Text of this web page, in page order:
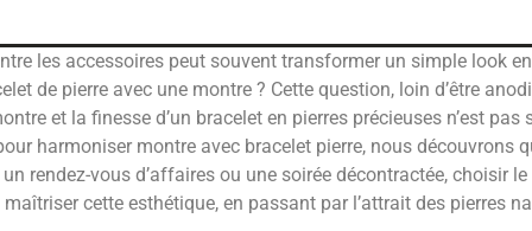
les accessoires peut souvent transformer un simple look
de pierre avec une montre ? Cette question, loin d’être
et la finesse d’un bracelet en pierres précieuses n’est
harmoniser montre avec bracelet pierre, nous découvrons
rendez-vous d’affaires ou une soirée décontractée, choisir
cette esthétique, en passant par l’attrait des pierres